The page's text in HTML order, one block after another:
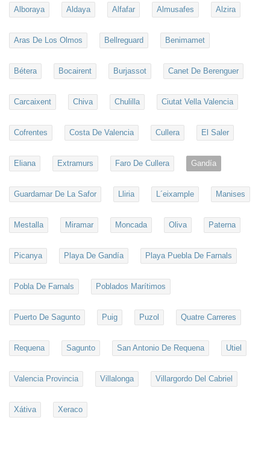
Alboraya Aldaya Alfafar Almusafes Alzira
Aras De Los Olmos Bellreguard Benimamet
Bétera Bocairent Burjassot Canet De Berenguer
Carcaixent Chiva Chulilla Ciutat Vella Valencia
Cofrentes Costa De Valencia Cullera El Saler
Eliana Extramurs Faro De Cullera Gandía
Guardamar De La Safor Lliria L´eixample Manises
Mestalla Miramar Moncada Oliva Paterna
Picanya Playa De Gandía Playa Puebla De Farnals
Pobla De Farnals Poblados Marítimos
Puerto De Sagunto Puig Puzol Quatre Carreres
Requena Sagunto San Antonio De Requena Utiel
Valencia Provincia Villalonga Villargordo Del Cabriel
Xátiva Xeraco